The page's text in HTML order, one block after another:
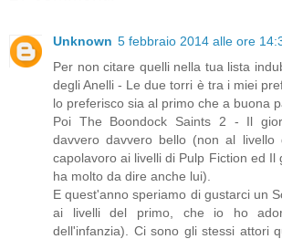
Unknown 5 febbraio 2014 alle ore
Per non citare quelli nella tua lista
degli Anelli - Le due torri è tra i miei
lo preferisco sia al primo che a buona
Poi The Boondock Saints 2 - Il
davvero davvero bello (non al
capolavoro ai livelli di Pulp Fiction ed Il
ha molto da dire anche lui).
E quest'anno speriamo di gustarci un
ai livelli del primo, che io ho
dell'infanzia). Ci sono gli stessi attori